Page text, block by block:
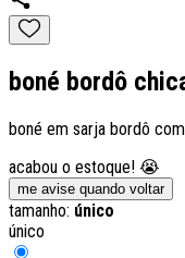
boné bordô
boné em sarja bordô
acabou o estoque! 😭
me avise quando voltar
tamanho: único
único